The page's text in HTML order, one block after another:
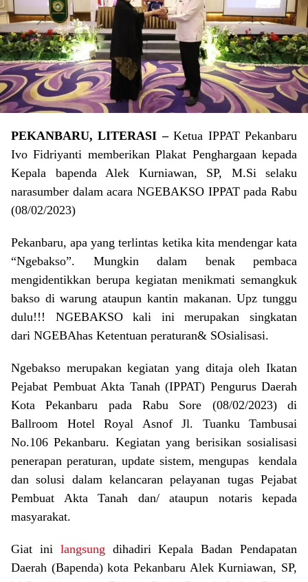
PEKANBARU, LITERASI –Ketua IPPAT Pekanbaru
Ivo Fidriyanti memberikan Plakat Penghargaan kepada
Kepala bapenda Alek Kurniawan, SP, M.Si selaku
narasumber dalam acara NGEBAKSO IPPAT pada Rabu
(08/02/2023)
Pekanbaru, apa yang terlintas ketika kita mendengar kata
“Ngebakso”. Mungkin dalam benak pembaca
mengidentikkan berupa kegiatan menikmati semangkuk
bakso di warung ataupun kantin makanan. Upz tunggu
dulu!!! NGEBAKSO kali ini merupakan singkatan
dari NGEBAhas Ketentuan peraturan& SOsialisasi.
Ngebakso merupakan kegiatan yang ditaja oleh Ikatan
Pejabat Pembuat Akta Tanah (IPPAT) Pengurus Daerah
Kota Pekanbaru pada Rabu Sore (08/02/2023) di
Ballroom Hotel Royal Asnof Jl. Tuanku Tambusai
No.106 Pekanbaru. Kegiatan yang berisikan sosialisasi
penerapan peraturan, update sistem, mengupas kendala
dan solusi dalam kelancaran pelayanan tugas Pejabat
Pembuat Akta Tanah dan/ ataupun notaris kepada
masyarakat.
Giat ini langsung dihadiri Kepala Badan Pendapatan
Daerah (Bapenda) kota Pekanbaru Alek Kurniawan, SP,